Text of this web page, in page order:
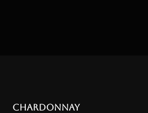
Chardonnay